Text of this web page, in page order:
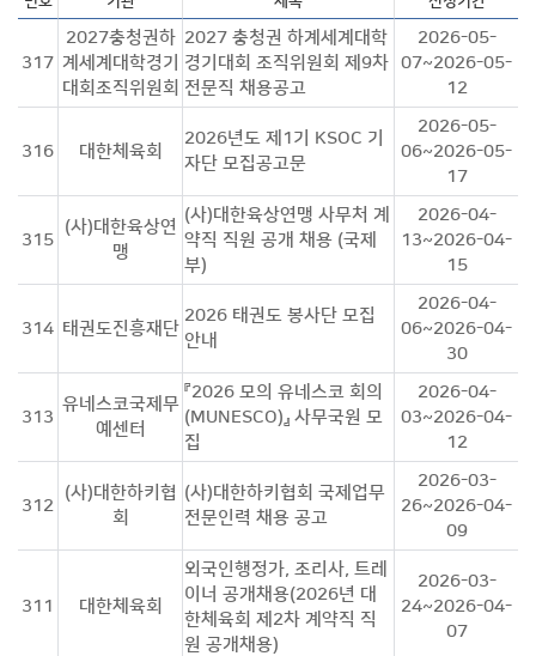
317
2027충청권하
계세계대학경기
대회조직위원회
2027 충청권 하계세계대학
경기대회 조직위원회 제9차
전문직 채용공고
2026-05-
07~2026-05-
12
316 대한체육회
2026년도 제1기 KSOC 기
자단 모집공고문
2026-05-
06~2026-05-
17
315
(사)대한육상연
맹
(사)대한육상연맹 사무처 계
약직 직원 공개 채용 (국제
부)
2026-04-
13~2026-04-
15
314 태권도진흥재단
2026 태권도 봉사단 모집
안내
2026-04-
06~2026-04-
30
313
유네스코국제무
예센터
『2026 모의 유네스코 회의
(MUNESCO)』 사무국원 모
집
2026-04-
03~2026-04-
12
312
(사)대한하키협
회
(사)대한하키협회 국제업무
전문인력 채용 공고
2026-03-
26~2026-04-
09
311 대한체육회
외국인행정가, 조리사, 트레
이너 공개채용(2026년 대
한체육회 제2차 계약직 직
원 공개채용)
2026-03-
24~2026-04-
07